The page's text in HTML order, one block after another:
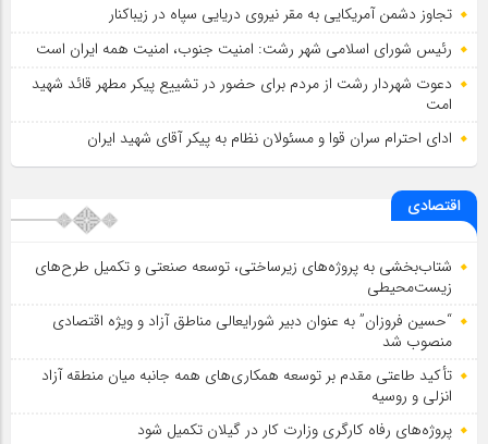
تجاوز دشمن آمریکایی به مقر نیروی دریایی سپاه در زیباکنار
رئیس شورای اسلامي شهر رشت: امنیت جنوب، امنیت همه ایران است
دعوت شهردار رشت از مردم برای حضور در تشییع پیکر مطهر قائد شهید
امت
ادای احترام سران قوا و مسئولان نظام به پیکر آقای شهید ایران
اقتصادی
شتاب‌بخشی به پروژه‌های زیرساختی، توسعه صنعتی و تکمیل طرح‌های
زیست‌محیطی
“حسین فروزان” به عنوان دبیر شورایعالی مناطق آزاد و ویژه اقتصادی
منصوب شد
تأكید طاعتی مقدم بر توسعه همكاری‌های همه جانبه میان منطقه آزاد
انزلی و روسیه
پروژه‌های رفاه کارگری وزارت کار در گیلان تکمیل شود